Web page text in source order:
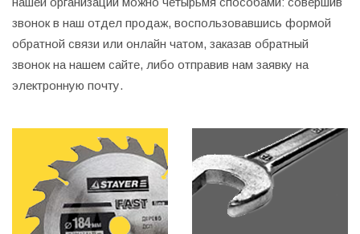
звонок в наш отдел продаж, воспользовавшись формой
обратной связи или онлайн чатом, заказав обратный
звонок на нашем сайте, либо отправив нам заявку на
электронную почту.